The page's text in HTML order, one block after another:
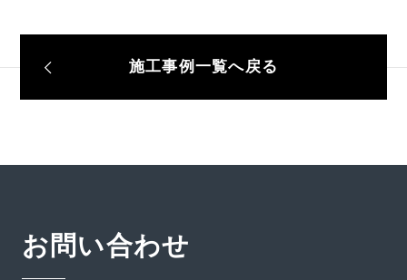
施工事例一覧へ戻る
お問い合わせ